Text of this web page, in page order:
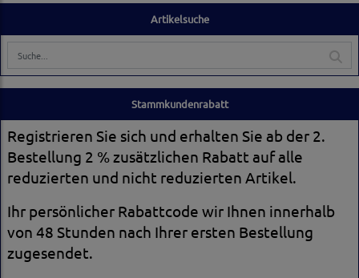
Artikelsuche
Stammkundenrabatt
Registrieren Sie sich und erhalten Sie ab der 2.
Bestellung 2 % zusätzlichen Rabatt auf alle
reduzierten und nicht reduzierten Artikel.
Ihr persönlicher Rabattcode wir Ihnen innerhalb
von 48 Stunden nach Ihrer ersten Bestellung
zugesendet.